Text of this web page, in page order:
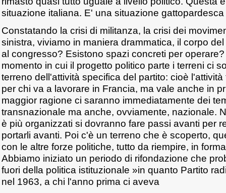
situazione italiana. E' una situazione
Constatando la crisi di militanza, la crisi dei
sinistra, viviamo in maniera drammatica, il corpo
al congresso? Esistono spazi concreti per
momento in cui il progetto politico parte i terreni ci
terreno dell'attività specifica del partito: cioè
per chi va a lavorare in Francia, ma vale anche in
maggior ragione ci saranno immediatamente dei
transnazionale ma anche, ovviamente, nazionale.
è più organizzati si dovranno fare passi avanti per
portarli avanti. Poi c'è un terreno che è scoperto,
con le altre forze politiche, tutto da riempire, in
Abbiamo iniziato un periodo di rifondazione che
fuori della politica istituzionale »in quanto Partito
nel 1963, a chi l'anno prima ci aveva